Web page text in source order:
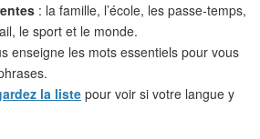
: la famille, l’école, les passe-temps,
le sport et le monde.
enseigne les mots essentiels pour vous
la liste pour voir si votre langue y